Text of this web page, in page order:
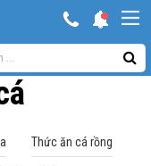
Thức ăn cá rồng
& phụ kiện